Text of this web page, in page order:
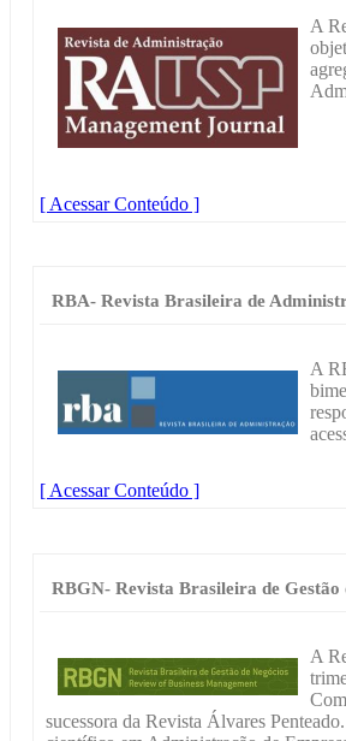
A
[ Acessar Conteúdo ]
RBA- Revista Brasileira de
A
[ Acessar Conteúdo ]
RBGN- Revista Brasileira de Gestão
A
sucessora da Revista Álvares